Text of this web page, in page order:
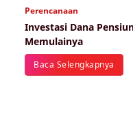
Perencanaan
Investasi Dana
Memulainya
Baca Selengkapnya